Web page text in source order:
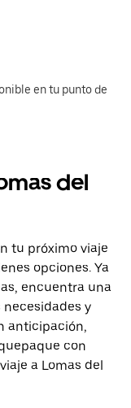
en tu punto de
del
tu próximo viaje
opciones. Ya
encuentra una
y
anticipación,
con
a Lomas del